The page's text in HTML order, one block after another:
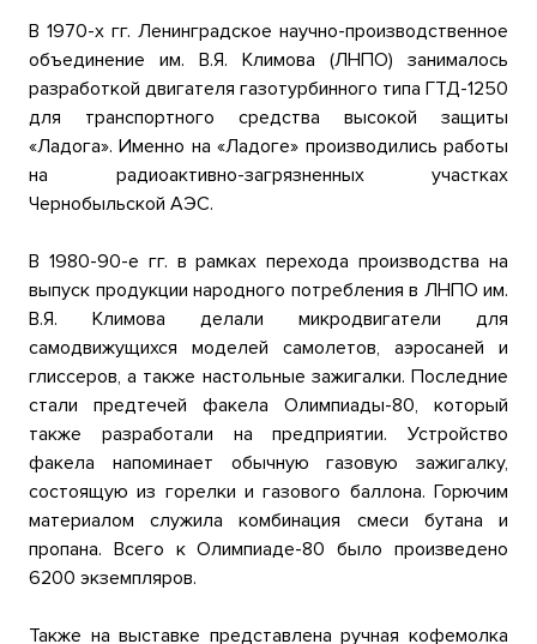
В 1970-х гг. Ленинградское научно-производственное
объединение им. В.Я. Климова (ЛНПО) занималось
разработкой двигателя газотурбинного типа ГТД-1250
для транспортного средства высокой защиты
«Ладога». Именно на «Ладоге» производились работы
на радиоактивно-загрязненных участках
Чернобыльской АЭС.
В 1980-90-е гг. в рамках перехода производства на
выпуск продукции народного потребления в ЛНПО им.
В.Я. Климова делали микродвигатели для
самодвижущихся моделей самолетов, аэросаней и
глиссеров, а также настольные зажигалки. Последние
стали предтечей факела Олимпиады-80, который
также разработали на предприятии. Устройство
факела напоминает обычную газовую зажигалку,
состоящую из горелки и газового баллона. Горючим
материалом служила комбинация смеси бутана и
пропана. Всего к Олимпиаде-80 было произведено
6200 экземпляров.
Также на выставке представлена ручная кофемолка